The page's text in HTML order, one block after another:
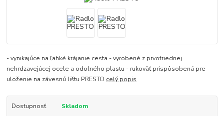
- vynikajúce na ľahké krájanie cesta - vyrobené z prvotriednej
nehrdzavejúcej ocele a odolného plastu - rukoväť prispôsobená pre
uloženie na závesnú lištu PRESTO celý popis
Dostupnosť Skladom